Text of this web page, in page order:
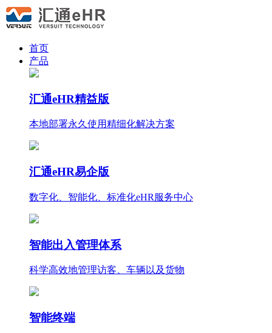
首页
产品
汇通eHR精益版
本地部署永久使用精细化解决方案
汇通eHR易企版
数字化、智能化、标准化eHR服务中心
智能出入管理体系
科学高效地管理访客、车辆以及货物
智能终端